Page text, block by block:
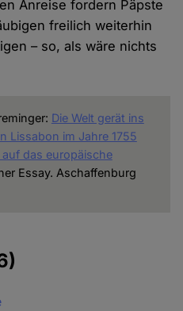
Anreise fordern Päpste
freilich weiterhin
– so, als wäre nichts
Die Welt gerät ins
Lissabon im Jahre 1755
das europäische
Essay. Aschaffenburg